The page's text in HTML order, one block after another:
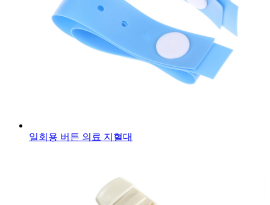
일회용 버튼 의료 지혈대